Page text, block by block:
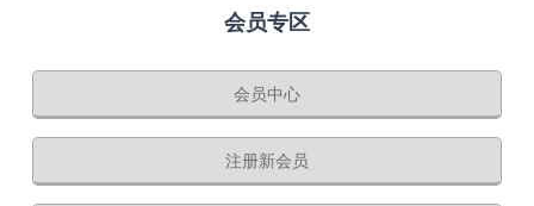
会员专区
会员中心
注册新会员